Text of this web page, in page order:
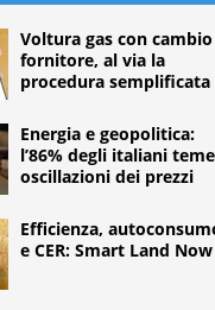
Voltura gas con cambio
fornitore, al via la
procedura semplificata
Energia e geopolitica:
l’86% degli italiani teme
oscillazioni dei prezzi
Efficienza,
e CER: Smart Land Now